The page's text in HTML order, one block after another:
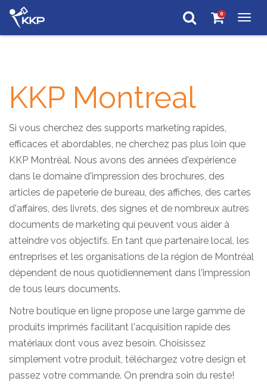
0
KKP Montreal
Si vous cherchez des supports marketing rapides,
efficaces et abordables, ne cherchez pas plus loin que
KKP Montréal. Nous avons des années d'expérience
dans le domaine d'impression des brochures, des
articles de papeterie de bureau, des affiches, des cartes
d'affaires, des livrets, des signes et de nombreux autres
documents de marketing qui peuvent vous aider à
atteindre vos objectifs. En tant que partenaire local, les
entreprises et les organisations de la région de Montréal
dépendent de nous quotidiennement dans l'impression
de tous leurs documents.
Notre boutique en ligne propose une large gamme de
produits imprimés facilitant l'acquisition rapide des
matériaux dont vous avez besoin. Choisissez
simplement votre produit, téléchargez votre design et
passez votre commande. On prendra soin du reste!